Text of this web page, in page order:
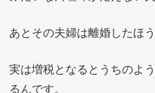
あとその夫婦は離婚したほ
実は増税となるとうちのよ
るんです。